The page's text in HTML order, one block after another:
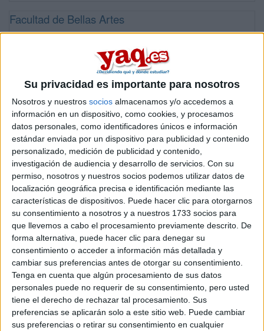
Su privacidad es importante para nosotros
Nosotros y nuestros socios almacenamos y/o accedemos a
información en un dispositivo, como cookies, y procesamos
datos personales, como identificadores únicos e información
estándar enviada por un dispositivo para publicidad y contenido
personalizado, medición de publicidad y contenido,
investigación de audiencia y desarrollo de servicios. Con su
permiso, nosotros y nuestros socios podemos utilizar datos de
localización geográfica precisa e identificación mediante las
características de dispositivos. Puede hacer clic para otorgarnos
su consentimiento a nosotros y a nuestros 1733 socios para
que llevemos a cabo el procesamiento previamente descrito. De
forma alternativa, puede hacer clic para denegar su
consentimiento o acceder a información más detallada y
cambiar sus preferencias antes de otorgar su consentimiento.
Tenga en cuenta que algún procesamiento de sus datos
personales puede no requerir de su consentimiento, pero usted
tiene el derecho de rechazar tal procesamiento. Sus
preferencias se aplicarán solo a este sitio web. Puede cambiar
sus preferencias o retirar su consentimiento en cualquier
Facultad de Bellas Artes
Titulación
Máster Universitario en Estudios Avanzados en Producción y
Facultad de Biología
Titulación
Grado en Biología
Grado en Biotecnología
Doble Grado en Biotecnología + Farmacia
Máster Universitario en Agrobiotecnología
Máster Universitario en Biología Celular y Molecular
Máster Universitario en Biología y Conservación de la Biodiversidad
Máster Universitario en Enología y su Adaptación al Cambio
Facultad de Ciencias
Titulación
Grado en Estadística
Grado en Física